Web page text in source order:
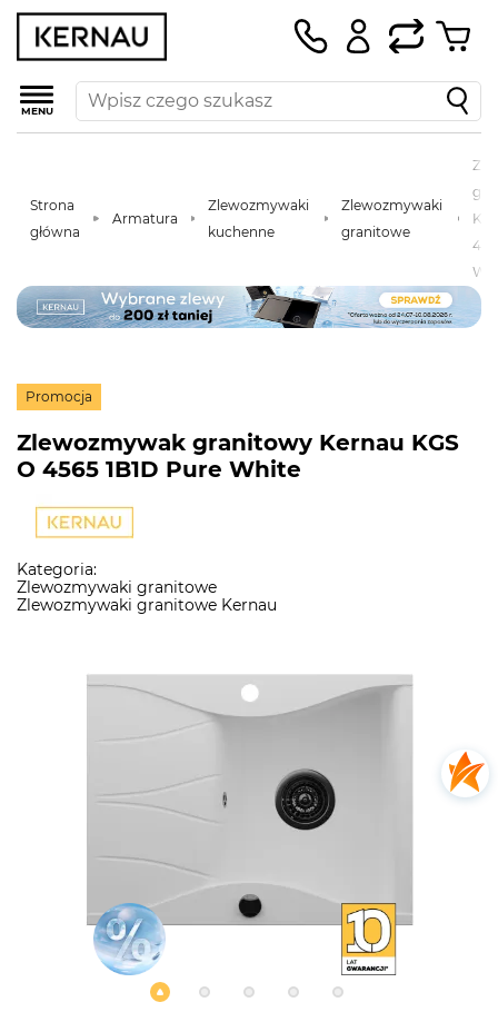
MENU
Strona
główna
Armatura
Zlewozmywaki
kuchenne
Zlewozmywaki
granitowe
Promocja
Zlewozmywak granitowy Kernau KGS
O 4565 1B1D Pure White
Kategoria:
Zlewozmywaki granitowe
Zlewozmywaki granitowe Kernau